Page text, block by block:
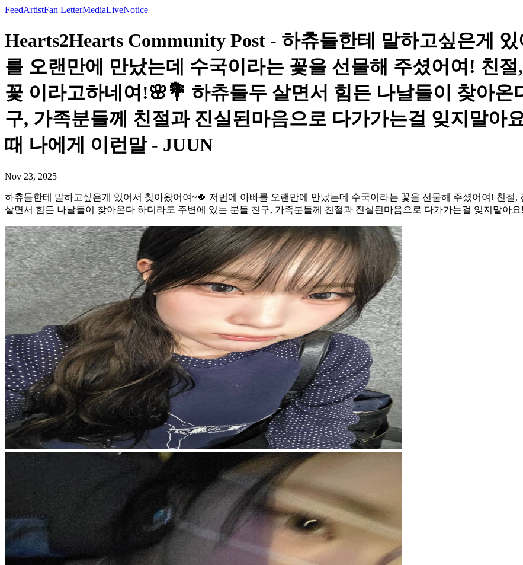
FeedArtistFan LetterMediaLiveNotice
Hearts2Hearts Community Post - 하츄들한테 말하고싶은게
를 오랜만에 만났는데 수국이라는 꽃을 선물해 주셨어여! 친
꽃 이라고하네여!🌸💐 하츄들두 살면서 힘든 나날들이 찾아온
구, 가족분들께 친절과 진실된마음으로 다가가는걸 잊지말아
때 나에게 이런말 - JUUN
Nov 23, 2025
하츄들한테 말하고싶은게 있어서 찾아왔어여~🍀 저번에 아빠를 오랜만에 만났는데 수국이라는 꽃을 선물해 주셨어여! 친절
살면서 힘든 나날들이 찾아온다 하더라도 주변에 있는 분들 친구, 가족분들께 친절과 진실된마음으로 다가가는걸 잊지말아